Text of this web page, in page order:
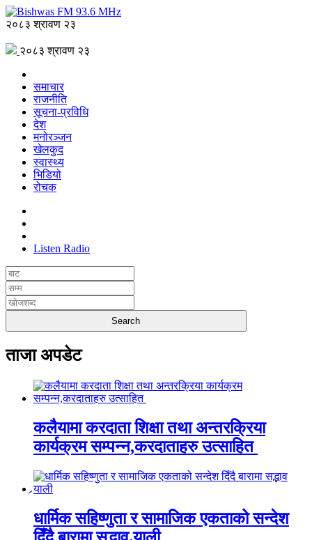
२०८३ श्रावण २३
२०८३ श्रावण २३
समाचार
राजनीति
सूचना-प्रविधि
देश
मनोरञ्जन
खेलकुद
स्वास्थ्य
भिडियो
रोचक
Listen Radio
ताजा अपडेट
कलैयामा करदाता शिक्षा तथा अन्तरक्रिया
कार्यक्रम सम्पन्न,करदाताहरु उत्साहित
धार्मिक सहिष्णुता र सामाजिक एकताको सन्देश